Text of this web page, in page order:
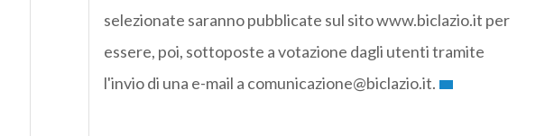
selezionate saranno pubblicate sul sito www.biclazio.it per
essere, poi, sottoposte a votazione dagli utenti tramite
l'invio di una e-mail a comunicazione@biclazio.it.